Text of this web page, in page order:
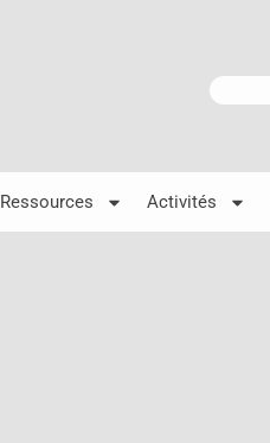
Ressources Activités